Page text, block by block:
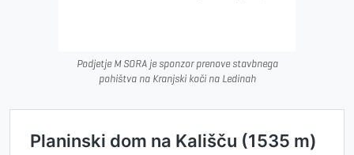
Podjetje M SORA je sponzor prenove stavbnega
pohištva na Kranjski koči na Ledinah